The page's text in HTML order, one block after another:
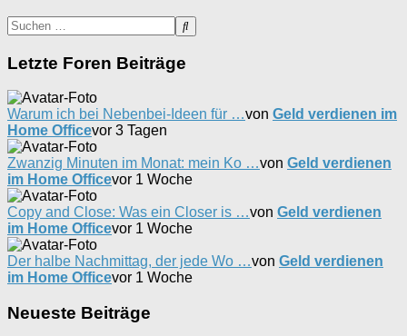
Letzte Foren Beiträge
Warum ich bei Nebenbei-Ideen für …von Geld verdienen im
Home Officevor 3 Tagen
Zwanzig Minuten im Monat: mein Ko …von Geld verdienen
im Home Officevor 1 Woche
Copy and Close: Was ein Closer is …von Geld verdienen
im Home Officevor 1 Woche
Der halbe Nachmittag, der jede Wo …von Geld verdienen
im Home Officevor 1 Woche
Neueste Beiträge